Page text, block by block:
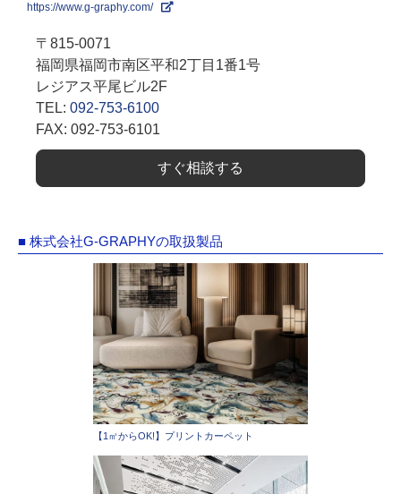
https://www.g-graphy.com/
〒815-0071
福岡県福岡市南区平和2丁目1番1号
レジアス平尾ビル2F
TEL: 092-753-6100
FAX: 092-753-6101
すぐ相談する
■ 株式会社G-GRAPHYの取扱製品
【1㎡からOK!】プリントカーペット